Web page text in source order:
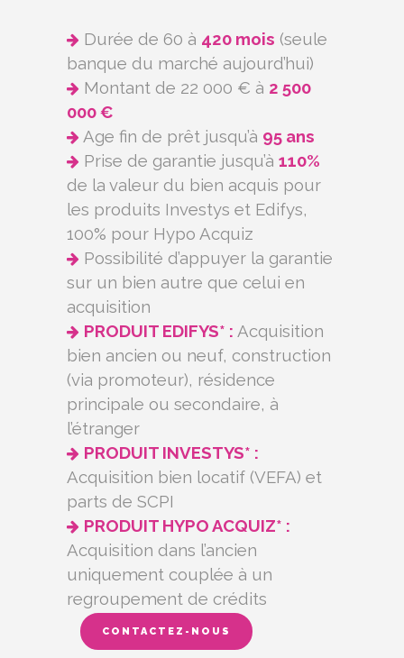
Durée de 60 à 420 mois (seule
banque du marché aujourd’hui)
Montant de 22 000 € à 2 500
000 €
Age fin de prêt jusqu’à 95 ans
Prise de garantie jusqu’à 110%
de la valeur du bien acquis pour
les produits Investys et Edifys,
100% pour Hypo Acquiz
Possibilité d’appuyer la garantie
sur un bien autre que celui en
acquisition
PRODUIT EDIFYS* : Acquisition
bien ancien ou neuf, construction
(via promoteur), résidence
principale ou secondaire, à
l’étranger
PRODUIT INVESTYS* :
Acquisition bien locatif (VEFA) et
parts de SCPI
PRODUIT HYPO ACQUIZ* :
Acquisition dans l’ancien
uniquement couplée à un
regroupement de crédits
CONTACTEZ-NOUS